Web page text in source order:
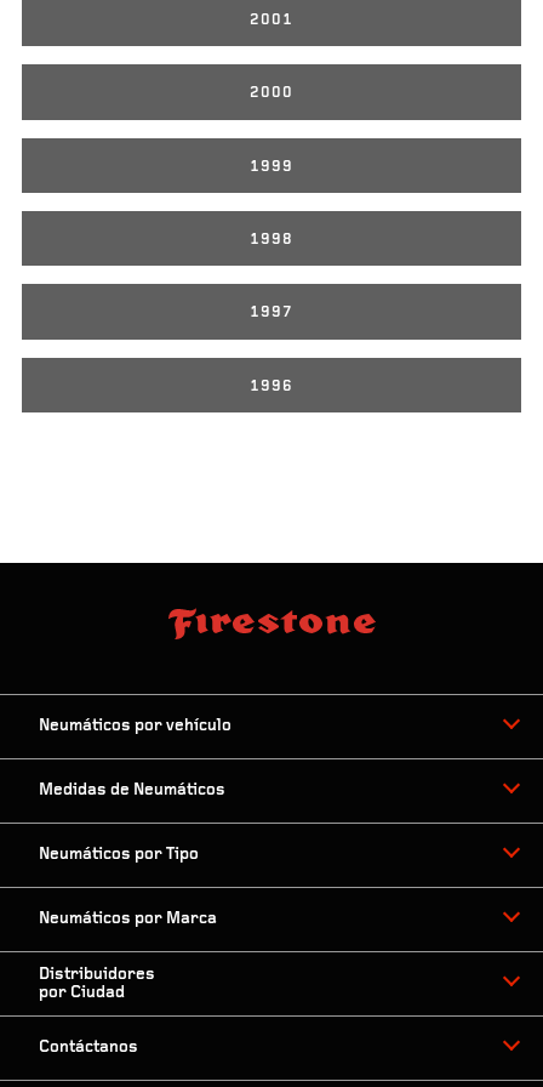
2001
2000
1999
1998
1997
1996
Neumáticos por vehículo
Medidas de Neumáticos
Neumáticos por Tipo
Neumáticos por Marca
Distribuidores
por Ciudad
Contáctanos